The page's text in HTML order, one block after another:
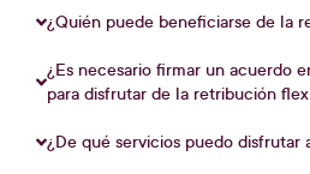
¿Quién puede beneficiarse de la
¿Es necesario firmar un acuerdo
para disfrutar de la retribución
¿De qué servicios puedo disfrutar